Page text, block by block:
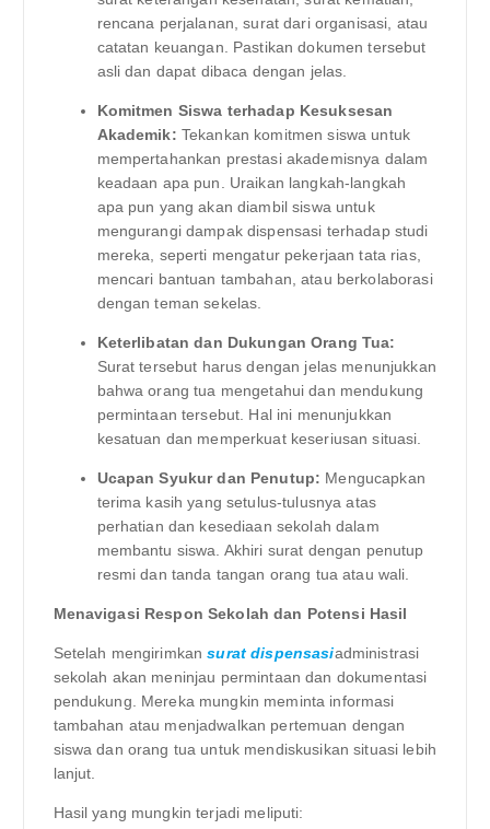
rencana perjalanan, surat dari organisasi, atau
catatan keuangan. Pastikan dokumen tersebut
asli dan dapat dibaca dengan jelas.
Komitmen Siswa terhadap Kesuksesan
Akademik: Tekankan komitmen siswa untuk
mempertahankan prestasi akademisnya dalam
keadaan apa pun. Uraikan langkah-langkah
apa pun yang akan diambil siswa untuk
mengurangi dampak dispensasi terhadap studi
mereka, seperti mengatur pekerjaan tata rias,
mencari bantuan tambahan, atau berkolaborasi
dengan teman sekelas.
Keterlibatan dan Dukungan Orang Tua:
Surat tersebut harus dengan jelas menunjukkan
bahwa orang tua mengetahui dan mendukung
permintaan tersebut. Hal ini menunjukkan
kesatuan dan memperkuat keseriusan situasi.
Ucapan Syukur dan Penutup: Mengucapkan
terima kasih yang setulus-tulusnya atas
perhatian dan kesediaan sekolah dalam
membantu siswa. Akhiri surat dengan penutup
resmi dan tanda tangan orang tua atau wali.
Menavigasi Respon Sekolah dan Potensi Hasil
Setelah mengirimkansurat dispensasiadministrasi
sekolah akan meninjau permintaan dan dokumentasi
pendukung. Mereka mungkin meminta informasi
tambahan atau menjadwalkan pertemuan dengan
siswa dan orang tua untuk mendiskusikan situasi lebih
lanjut.
Hasil yang mungkin terjadi meliputi: